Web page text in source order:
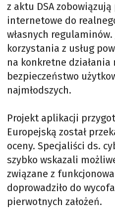
z aktu DSA
internetowe do
własnych
korzystania z usług
na konkretne działania
bezpieczeństwo
najmłodszych.
Projekt aplikacji
Europejską został
oceny. Specjaliści ds.
szybko wskazali
związane z
doprowadziło do
pierwotnych założeń.